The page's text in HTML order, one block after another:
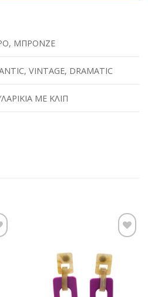
, ΜΠΡΟΝΖΕ
,VINTAGE, DRAMATIC
ΜΕ ΚΛΙΠ
Προσθήκη
στη
wishlist